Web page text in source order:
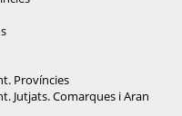
Províncies
Jutjats. Comarques i Aran